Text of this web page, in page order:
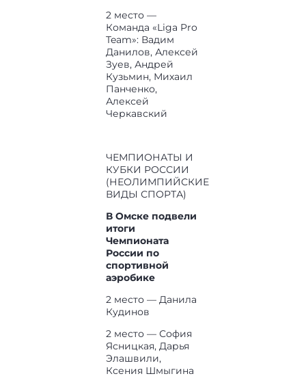
2 место —
Команда «Liga Pro
Team»: Вадим
Данилов, Алексей
Зуев, Андрей
Кузьмин, Михаил
Панченко,
Алексей
Черкавский
ЧЕМПИОНАТЫ И
КУБКИ РОССИИ
(НЕОЛИМПИЙСКИЕ
ВИДЫ СПОРТА)
В Омске подвели
итоги
Чемпионата
России по
спортивной
аэробике
2 место — Данила
Кудинов
2 место — София
Ясницкая, Дарья
Элашвили,
Ксения Шмыгина